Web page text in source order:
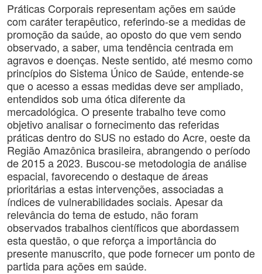
Práticas Corporais representam ações em saúde
com caráter terapêutico, referindo-se a medidas de
promoção da saúde, ao oposto do que vem sendo
observado, a saber, uma tendência centrada em
agravos e doenças. Neste sentido, até mesmo como
princípios do Sistema Único de Saúde, entende-se
que o acesso a essas medidas deve ser ampliado,
entendidos sob uma ótica diferente da
mercadológica. O presente trabalho teve como
objetivo analisar o fornecimento das referidas
práticas dentro do SUS no estado do Acre, oeste da
Região Amazônica brasileira, abrangendo o período
de 2015 a 2023. Buscou-se metodologia de análise
espacial, favorecendo o destaque de áreas
prioritárias a estas intervenções, associadas a
índices de vulnerabilidades sociais. Apesar da
relevância do tema de estudo, não foram
observados trabalhos científicos que abordassem
esta questão, o que reforça a importância do
presente manuscrito, que pode fornecer um ponto de
partida para ações em saúde.